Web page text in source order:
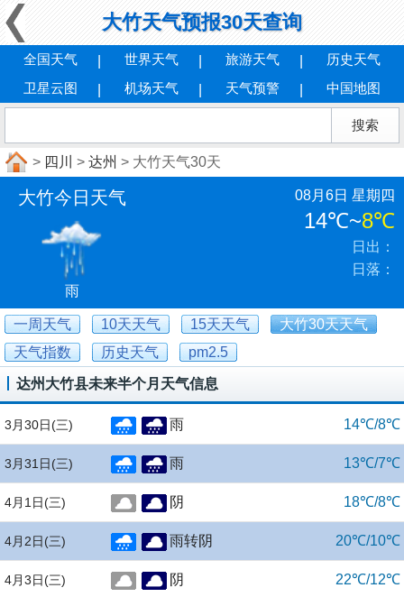
大竹天气预报30天查询
全国天气 世界天气 旅游天气
历史天气
卫星云图
机场天气 天气预警 中国地图
> 四川 > 达州 > 大竹天气30天
大竹今日天气
雨
08月6日 星期四
14℃~8℃
日出：
日落：
一周天气 10天天气 15天天气
大竹30天天气
天气指数
历史天气 pm2.5
达州大竹县未来半个月天气信息
3月30日(三) 雨 14℃/8℃
3月31日(三) 雨 13℃/7℃
4月1日(三) 阴 18℃/8℃
4月2日(三) 雨转阴 20℃/10℃
4月3日(三) 阴 22℃/12℃